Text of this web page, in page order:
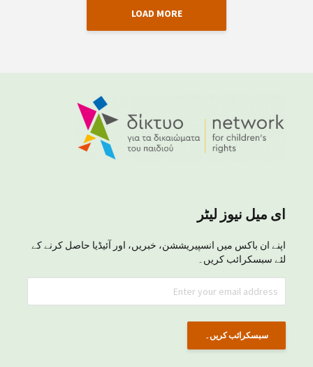
LOAD MORE
ای میل نیوز لیٹر
اپنے ان باکس میں انسپیریششن، خبریں، اور آئیڈیا حاصل کرنے کے
لئے سبسکرائب کریں۔